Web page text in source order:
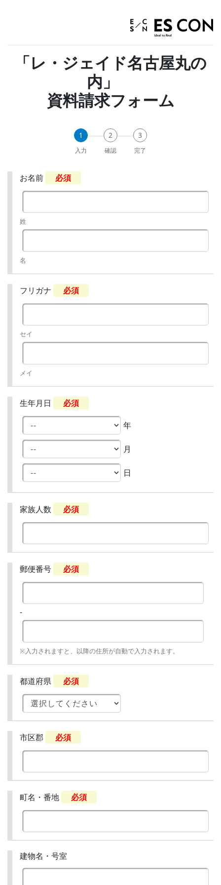
「レ・ジェイド名古屋丸の
内」
資料請求フォーム
1
入力
2
確認
3
完了
お名前 必須
姓
名
フリガナ 必須
セイ
メイ
生年月日 必須
年
月
日
家族人数 必須
郵便番号 必須
-
※入力されますと、以降の住所が自動で入力されます。
都道府県 必須
市区郡 必須
町名・番地 必須
建物名・号室